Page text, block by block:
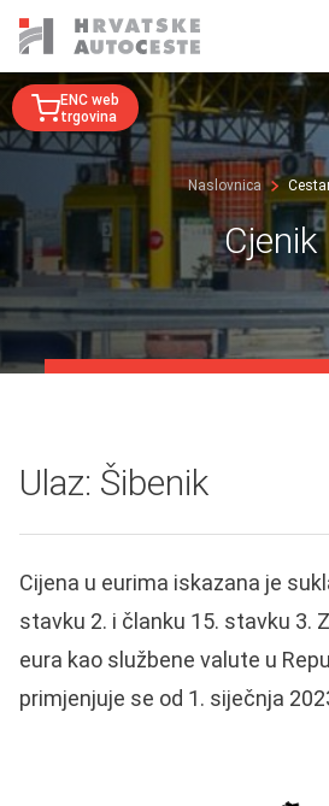
ENC web
trgovina
Naslovnica
Cjenik
Ulaz: Šibenik
Cijena u eurima iskazana je
stavku 2. i članku 15. stavku 3.
eura kao službene valute u
primjenjuje se od 1. siječnja